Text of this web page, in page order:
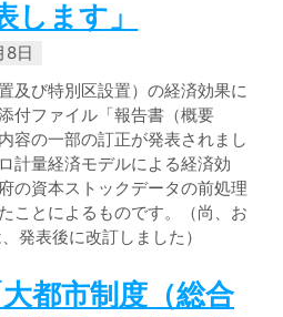
します」
8日
及び特別区設置）の経済効果に
付ファイル「報告書（概要
容の一部の訂正が発表されまし
計量経済モデルによる経済効
の資本ストックデータの前処理
ことによるものです。（尚、お
発表後に改訂しました）
大都市制度（総合